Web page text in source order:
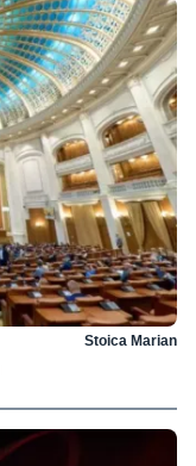
Stoica Marian